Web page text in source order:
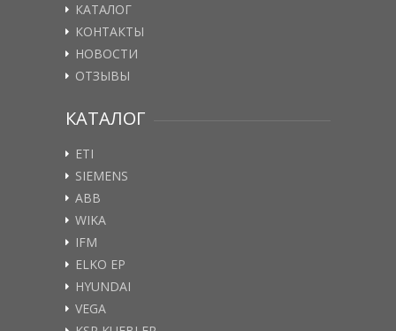
КАТАЛОГ
КОНТАКТЫ
НОВОСТИ
ОТЗЫВЫ
КАТАЛОГ
ETI
SIEMENS
ABB
WIKA
IFM
ELKO EP
HYUNDAI
VEGA